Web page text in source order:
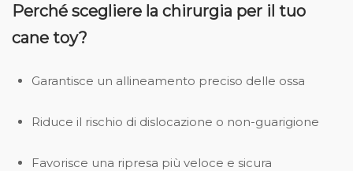
Perché scegliere la chirurgia per il tuo
cane toy?
Garantisce un allineamento preciso delle ossa
Riduce il rischio di dislocazione o non-guarigione
Favorisce una ripresa più veloce e sicura